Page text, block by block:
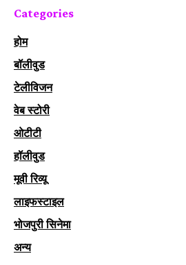
Categories
होम
बॉलीवुड
टेलीविजन
वेब स्टोरी
ओटीटी
हॉलीवुड
मूवी रिव्यू
लाइफस्टाइल
भोजपुरी सिनेमा
अन्य